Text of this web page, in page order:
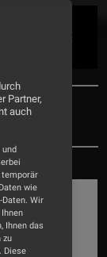
in
Partner,
auch
und
temporär
wie
Daten. Wir
Ihnen das
zu
Diese